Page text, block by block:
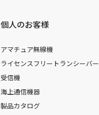
個人のお客様
アマチュア無線機
ライセンスフリートランシーバー
受信機
海上通信機器
製品カタログ